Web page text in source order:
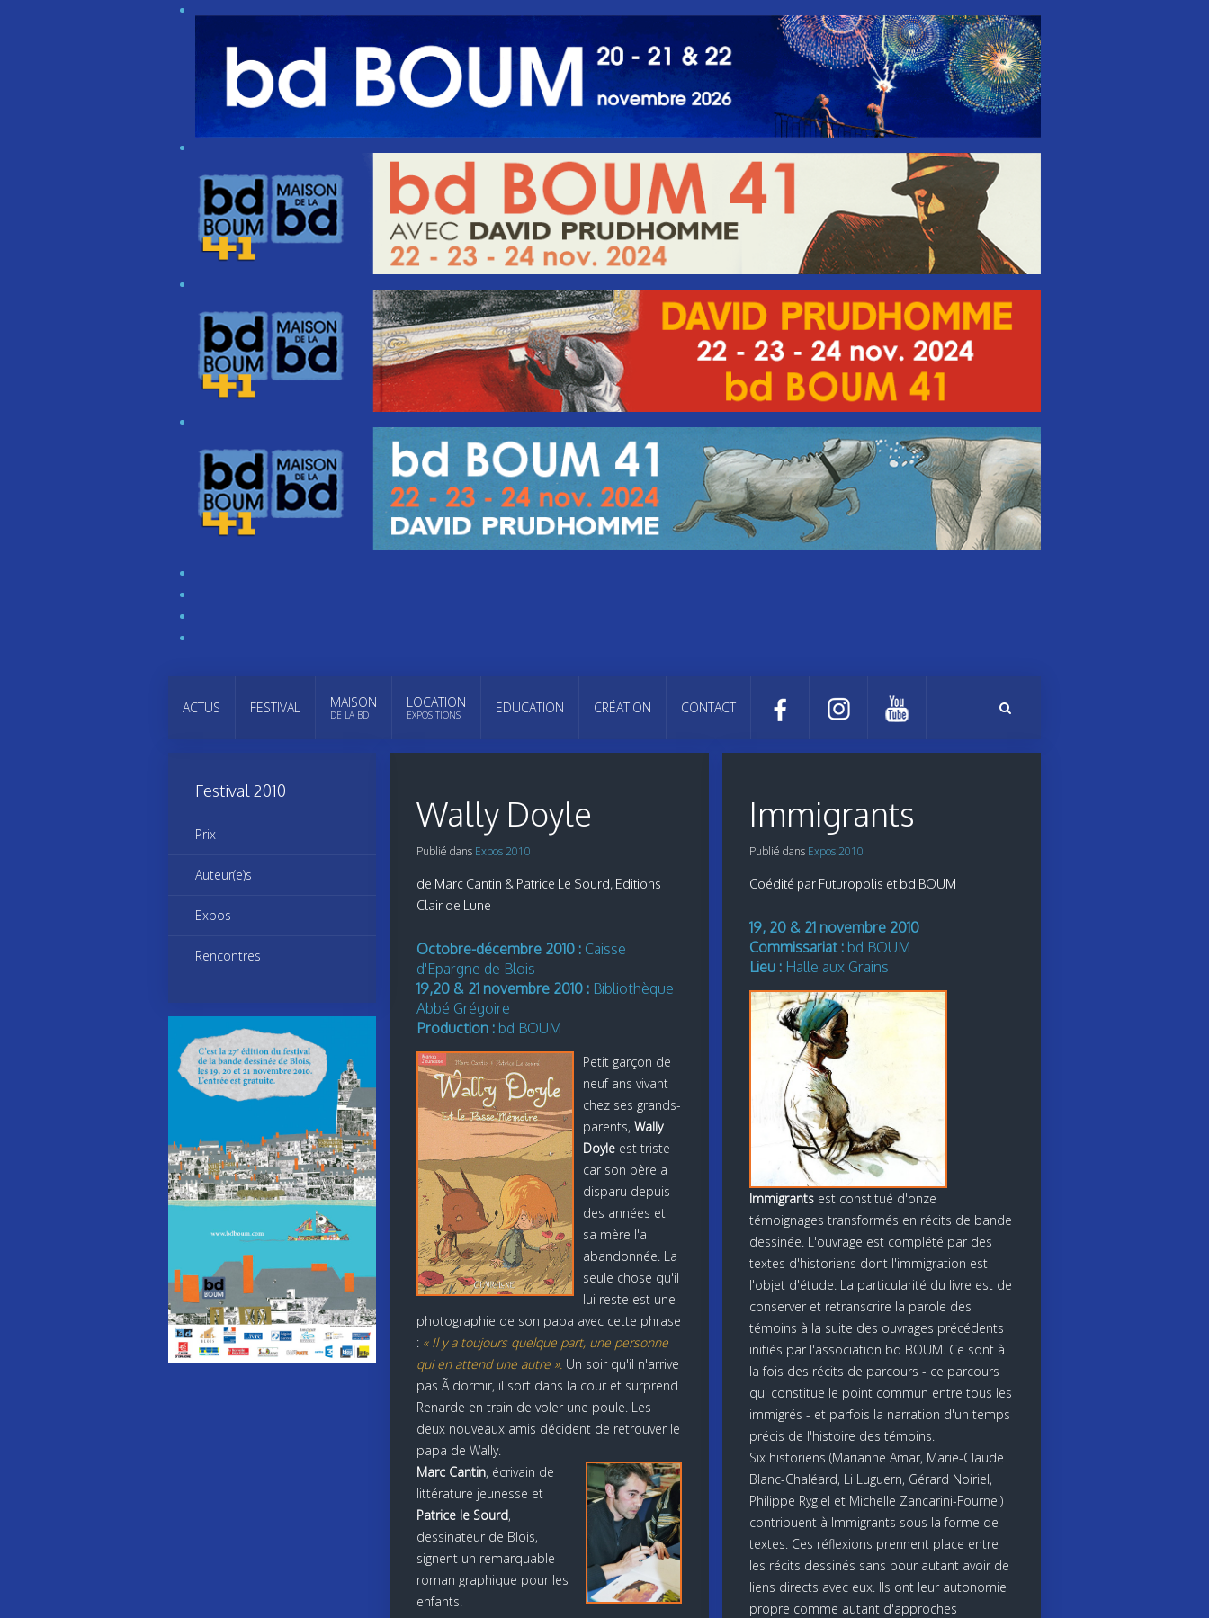
ACTUS FESTIVAL MAISON
DE LA BD
LOCATION
EXPOSITIONS EDUCATION CRÉATION CONTACT
Wally Doyle
Publié dans Expos 2010
de Marc Cantin & Patrice Le Sourd, Editions
Clair de Lune
Octobre-décembre 2010 : Caisse
d'Epargne de Blois
19,20 & 21 novembre 2010 : Bibliothèque
Abbé Grégoire
Production : bd BOUM
Petit garçon de
neuf ans vivant
chez ses grands-
parents,Wally
Doyle est triste
car son père a
disparu depuis
des années et
sa mère l'a
abandonnée. La
seule chose qu'il
lui reste est une
photographie de son papa avec cette phrase
: « Il y a toujours quelque part, une personne
qui en attend une autre ». Un soir qu'il n'arrive
pas Ã dormir, il sort dans la cour et surprend
Renarde en train de voler une poule. Les
deux nouveaux amis décident de retrouver le
papa de Wally.
Marc Cantin, écrivain de
littérature jeunesse et
Patrice le Sourd,
dessinateur de Blois,
signent un remarquable
roman graphique pour les
enfants.
Immigrants
Publié dans Expos 2010
Coédité par Futuropolis et bd BOUM
19, 20 & 21 novembre 2010
Commissariat : bd BOUM
Lieu : Halle aux Grains
Immigrantsest constitué d'onze
témoignages transformés en récits de bande
dessinée. L'ouvrage est complété par des
textes d'historiens dont l'immigration est
l'objet d'étude. La particularité du livre est de
conserver et retranscrire la parole des
témoins à la suite des ouvrages précédents
initiés par l'association bd BOUM. Ce sont à
la fois des récits de parcours - ce parcours
qui constitue le point commun entre tous les
immigrés - et parfois la narration d'un temps
précis de l'histoire des témoins.
Six historiens (Marianne Amar, Marie-Claude
Blanc-Chaléard, Li Luguern, Gérard Noiriel,
Philippe Rygiel et Michelle Zancarini-Fournel)
contribuent à Immigrants sous la forme de
textes. Ces réflexions prennent place entre
les récits dessinés sans pour autant avoir de
liens directs avec eux. Ils ont leur autonomie
propre comme autant d'approches
Festival 2010
Prix
Auteur(e)s
Expos
Rencontres